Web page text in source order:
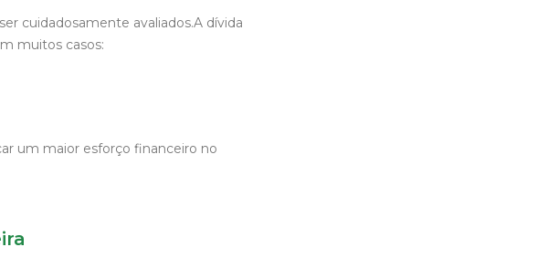
cuidadosamente avaliados.A dívida
muitos casos:
um maior esforço financeiro no